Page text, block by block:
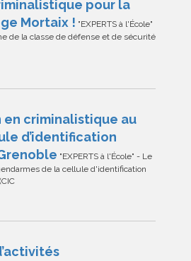
pour la
Mortaix ! "EXPERTS à l'École"
de la classe de défense et de sécurité
en criminalistique au
d’identification
"EXPERTS à l'École" - Le
de la cellule d'identification